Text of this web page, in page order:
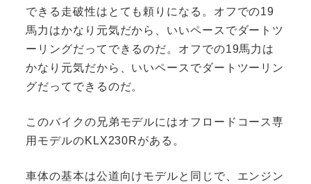
できる走破性はとても頼りになる。オフでの19
馬力はかなり元気だから、いいペースでダートツ
ーリングだってできるのだ。オフでの19馬力は
かなり元気だから、いいペースでダートツーリン
グだってできるのだ。
このバイクの兄弟モデルにはオフロードコース専
用モデルのKLX230Rがある。
車体の基本は公道向けモデルと同じで、エンジン